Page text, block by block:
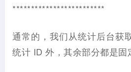
*************************
通常的，我们从统计后台获
统计 ID 外，其余部分都是固